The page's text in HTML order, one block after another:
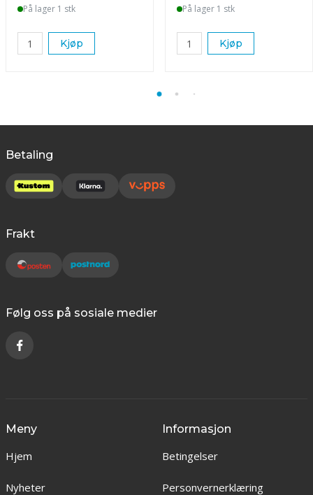
På lager 1 stk
Kjøp
På lager 1 stk
Kjøp
Betaling
Frakt
Følg oss på sosiale medier
Meny
Hjem
Nyheter
Informasjon
Betingelser
Personvernerklæring